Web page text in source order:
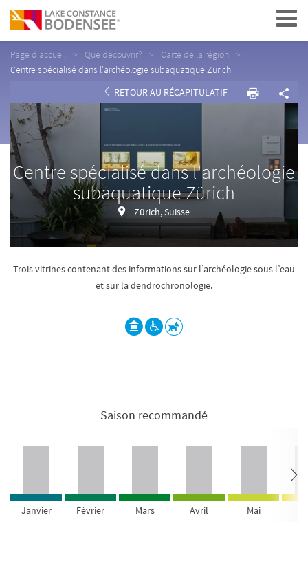
Navigation
Page d'accueil Que découvrir?
Carte de la région
Centre spécialisé dans l'archéologie subaquatique Zürich
RETOUR AU RÉCAPITULATIF
Centre spécialisé dans l'archéologie
subaquatique Zürich
Zürich, Suisse
Trois vitrines contenant des informations sur l’archéologie sous l’eau
et sur la dendrochronologie.
Saison recommandé
Janvier Février Mars Avril Mai